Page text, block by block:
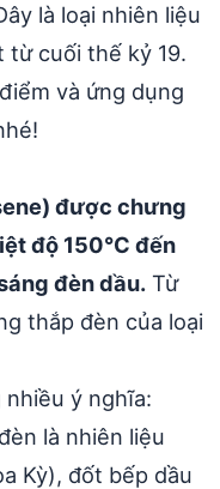
là loại nhiên liệu
từ cuối thế kỷ 19.
và ứng dụng
được chưng
độ 150°C đến
đèn dầu. Từ
thắp đèn của loại
nhiều ý nghĩa:
là nhiên liệu
Kỳ), đốt bếp dầu